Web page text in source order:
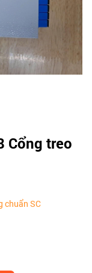
Cổng treo
chuẩn SC